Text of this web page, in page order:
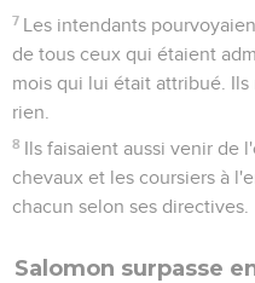
7 Les intendants
de tous ceux qui étaient
mois qui lui était attribué.
rien.
8 Ils faisaient aussi venir de
chevaux et les coursiers à
chacun selon ses directives.
Salomon surpasse